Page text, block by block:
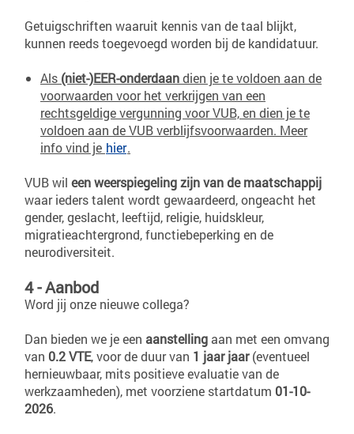
Getuigschriften waaruit kennis van de taal blijkt,
kunnen reeds toegevoegd worden bij de kandidatuur.
Als (niet-)EER-onderdaandien je te voldoen aan de
voorwaarden voor het verkrijgen van een
rechtsgeldige vergunning voor VUB, en dien je te
voldoen aan de VUB verblijfsvoorwaarden. Meer
info vind je hier.
VUB wil een weerspiegeling zijn van de maatschappij
waar ieders talent wordt gewaardeerd, ongeacht het
gender, geslacht, leeftijd, religie, huidskleur,
migratieachtergrond, functiebeperking en de
neurodiversiteit.
4 - Aanbod
Word jij onze nieuwe collega?
Dan bieden we je een aanstelling aan met een omvang
van 0.2 VTE, voor de duur van 1 jaar jaar(eventueel
hernieuwbaar, mits positieve evaluatie van de
werkzaamheden), met voorziene startdatum 01-10-
2026.